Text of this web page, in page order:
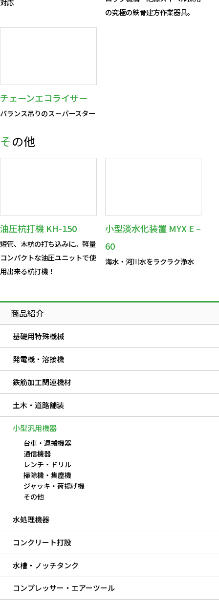
の究極の鉄骨建方作業器具。
チェーンエコライザー
バランス吊りのス－パースター
その他
油圧杭打機 KH-150
短管、木杭の打ち込みに。軽量
コンパクトな油圧ユニットで使
用出来る杭打機！
小型淡水化装置 MYX E –
60
海水・河川水をラクラク浄水
商品紹介
基礎用特殊機械
発電機・溶接機
鉄筋加工関連機材
土木・道路舗装
小型汎用機器
台車・運搬機器
通信機器
レンチ・ドリル
掃除機・集塵機
ジャッキ・荷揚げ機
その他
水処理機器
コンクリート打設
水槽・ノッチタンク
コンプレッサー・エアーツール